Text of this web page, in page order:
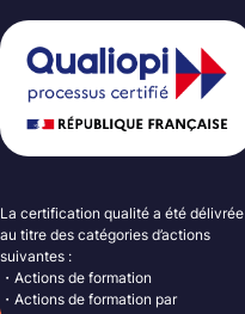
La certification qualité a été délivrée
au titre des catégories d’actions
suivantes :
・Actions de formation
・Actions de formation par